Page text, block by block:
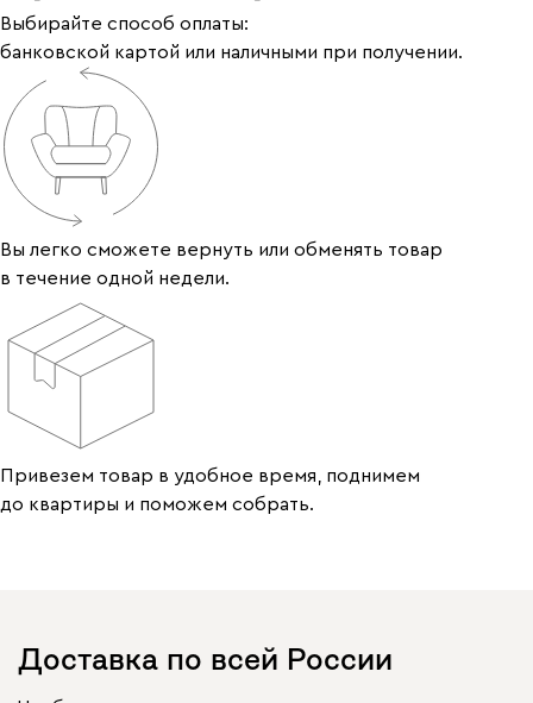
Выбирайте способ оплаты:
банковской картой или наличными при получении.
Вы легко сможете вернуть или обменять товар
в течение одной недели.
Привезем товар в удобное время, поднимем
до квартиры и поможем собрать.
Доставка по всей России